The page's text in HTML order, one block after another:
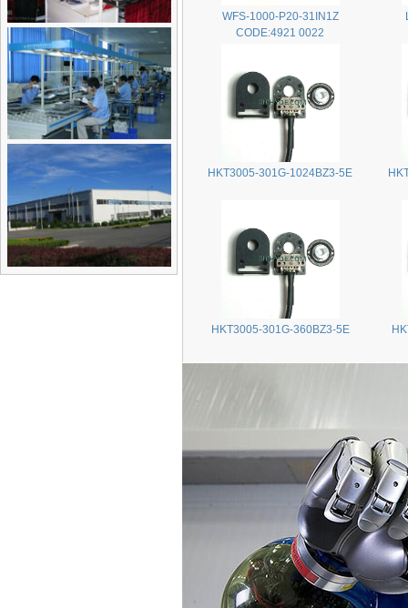
WFS-1000-P20-31IN1Z
CODE:4921 0022
HKT3005-301G-1024BZ3-5E
HKT3005-301G-360BZ3-5E